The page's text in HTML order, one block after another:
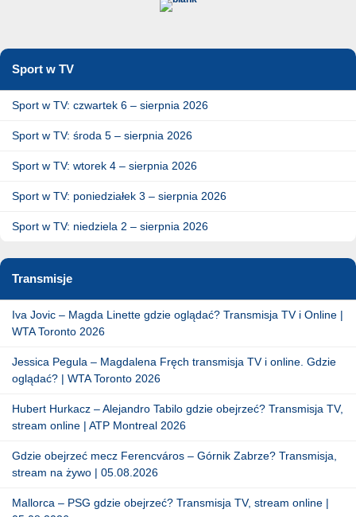
Sport w TV
Sport w TV: czwartek 6 – sierpnia 2026
Sport w TV: środa 5 – sierpnia 2026
Sport w TV: wtorek 4 – sierpnia 2026
Sport w TV: poniedziałek 3 – sierpnia 2026
Sport w TV: niedziela 2 – sierpnia 2026
Transmisje
Iva Jovic – Magda Linette gdzie oglądać? Transmisja TV i Online |
WTA Toronto 2026
Jessica Pegula – Magdalena Fręch transmisja TV i online. Gdzie
oglądać? | WTA Toronto 2026
Hubert Hurkacz – Alejandro Tabilo gdzie obejrzeć? Transmisja TV,
stream online | ATP Montreal 2026
Gdzie obejrzeć mecz Ferencváros – Górnik Zabrze? Transmisja,
stream na żywo | 05.08.2026
Mallorca – PSG gdzie obejrzeć? Transmisja TV, stream online |